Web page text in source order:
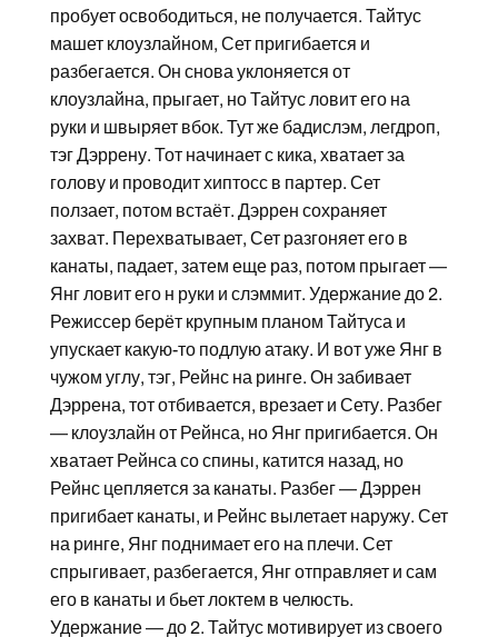
пробует освободиться, не получается. Тайтус
машет клоузлайном, Сет пригибается и
разбегается. Он снова уклоняется от
клоузлайна, прыгает, но Тайтус ловит его на
руки и швыряет вбок. Тут же бадислэм, легдроп,
тэг Дэррену. Тот начинает с кика, хватает за
голову и проводит хиптосс в партер. Сет
ползает, потом встаёт. Дэррен сохраняет
захват. Перехватывает, Сет разгоняет его в
канаты, падает, затем еще раз, потом прыгает —
Янг ловит его н руки и слэммит. Удержание до 2.
Режиссер берёт крупным планом Тайтуса и
упускает какую-то подлую атаку. И вот уже Янг в
чужом углу, тэг, Рейнс на ринге. Он забивает
Дэррена, тот отбивается, врезает и Сету. Разбег
— клоузлайн от Рейнса, но Янг пригибается. Он
хватает Рейнса со спины, катится назад, но
Рейнс цепляется за канаты. Разбег — Дэррен
пригибает канаты, и Рейнс вылетает наружу. Сет
на ринге, Янг поднимает его на плечи. Сет
спрыгивает, разбегается, Янг отправляет и сам
его в канаты и бьет локтем в челюсть.
Удержание — до 2. Тайтус мотивирует из своего